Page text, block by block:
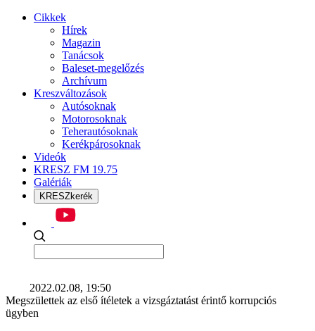
Cikkek
Hírek
Magazin
Tanácsok
Baleset-megelőzés
Archívum
Kreszváltozások
Autósoknak
Motorosoknak
Teherautósoknak
Kerékpárosoknak
Videók
KRESZ FM 19.75
Galériák
KRESZkerék
2022.02.08, 19:50
Megszülettek az első ítéletek a vizsgáztatást érintő korrupciós
ügyben